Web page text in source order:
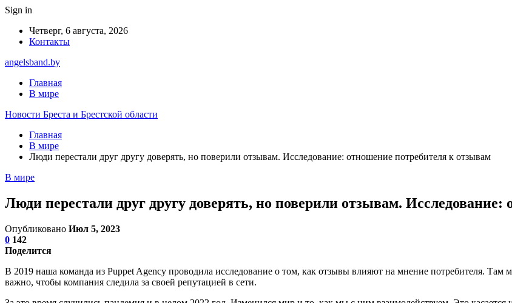
Sign in
Четверг, 6 августа, 2026
Контакты
angelsband.by
Главная
В мире
Новости Бреста и Брестской области
Главная
В мире
Люди перестали друг другу доверять, но поверили отзывам. Исследование: отношение потребителя к отзывам
В мире
Люди перестали друг другу доверять, но поверили отзывам.
Опубликовано Июл 5, 2023
0 142
Поделится
В 2019 наша команда из Puppet Agency проводила исследование о том, как отзывы влияют на мнение потребителя. Там
важно, чтобы компания следила за своей репутацией в сети.